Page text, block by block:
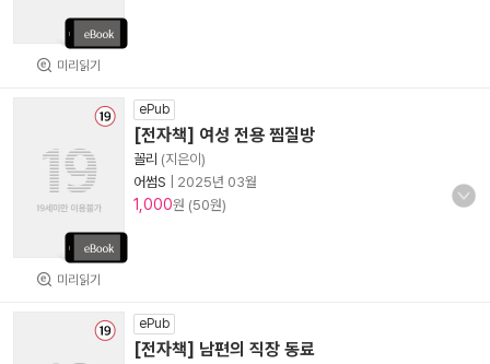
미리읽기
미리읽기
ePub
[전자책] 여성 전용 찜질방
꼴리 (지은이)
어썸S
2025년 03월
1,000원 (50원)
ePub
[전자책] 남편의 직장 동료